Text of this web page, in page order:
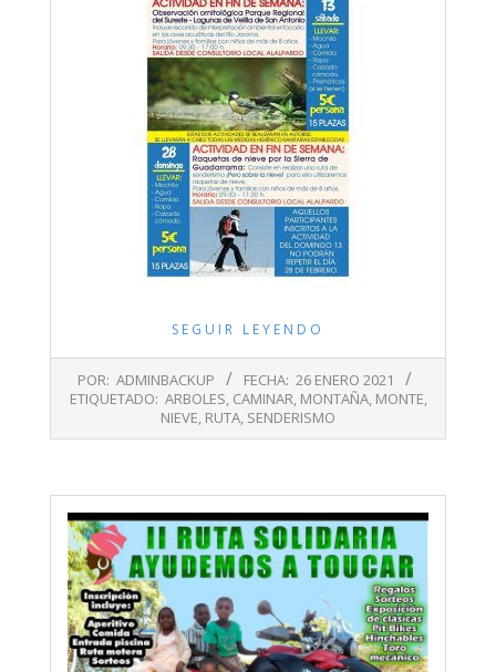
SEGUIR LEYENDO
01-
POR: ADMINBACKUP FECHA: 26 ENERO 2021
ETIQUETADO: ARBOLES, CAMINAR, MONTAÑA, MONTE,
NIEVE, RUTA, SENDERISMO